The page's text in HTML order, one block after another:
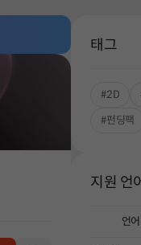
태그
#2D
#펀딩팩
지원 언
언어